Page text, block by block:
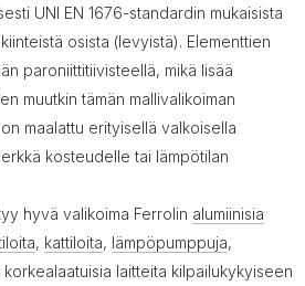
UNI EN 1676-standardin mukaisista
osista (levyistä). Elementtien
paroniittitiivisteellä, mikä lisää
muutkin tämän mallivalikoiman
maalattu erityisellä valkoisella
kosteudelle tai lämpötilan
hyvä valikoima Ferrolin alumiinisia
, kattiloita, lämpöpumppuja,
korkealaatuisia laitteita kilpailukykyiseen